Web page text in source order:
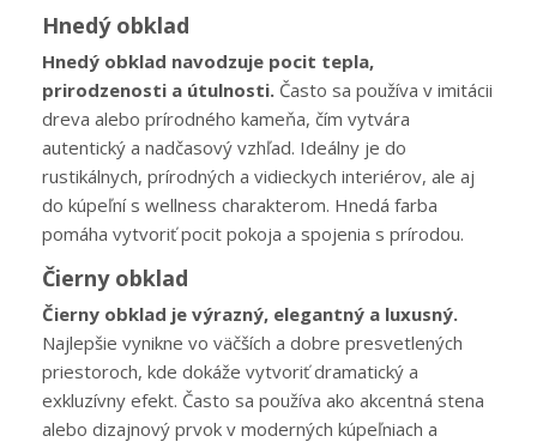
Hnedý obklad
Hnedý obklad navodzuje pocit tepla,
prirodzenosti a útulnosti. Často sa používa v imitácii
dreva alebo prírodného kameňa, čím vytvára
autentický a nadčasový vzhľad. Ideálny je do
rustikálnych, prírodných a vidieckych interiérov, ale aj
do kúpeľní s wellness charakterom. Hnedá farba
pomáha vytvoriť pocit pokoja a spojenia s prírodou.
Čierny obklad
Čierny obklad je výrazný, elegantný a luxusný.
Najlepšie vynikne vo väčších a dobre presvetlených
priestoroch, kde dokáže vytvoriť dramatický a
exkluzívny efekt. Často sa používa ako akcentná stena
alebo dizajnový prvok v moderných kúpeľniach a